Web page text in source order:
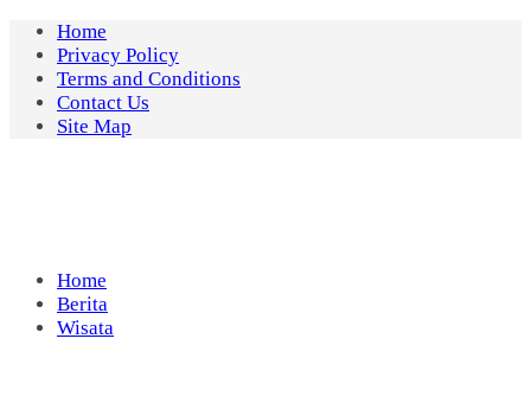
Skip
content
Home
Privacy Policy
Terms and Conditions
Contact Us
Site Map
Home
Berita
Wisata